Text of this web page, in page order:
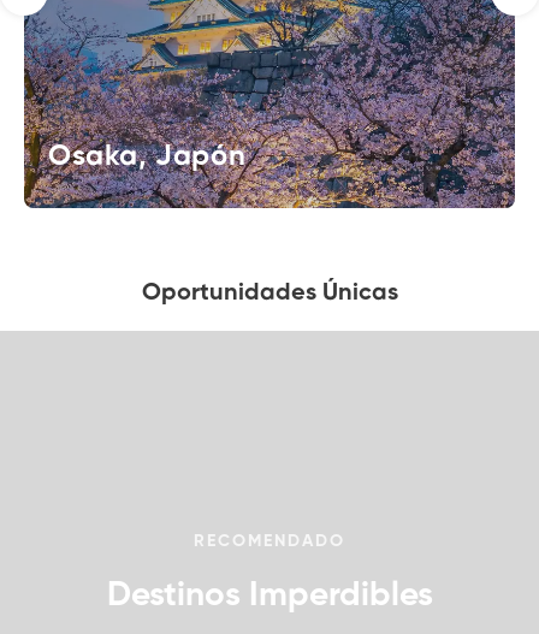
Osaka, Japón
Oportunidades Únicas
RECOMENDADO
Destinos Imperdibles